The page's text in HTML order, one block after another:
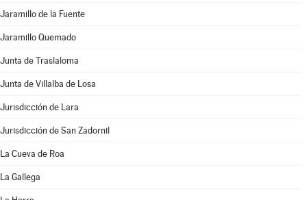
Jaramillo de la Fuente
Jaramillo Quemado
Junta de Traslaloma
Junta de Villalba de Losa
Jurisdicción de Lara
Jurisdicción de San Zadornil
La Cueva de Roa
La Gallega